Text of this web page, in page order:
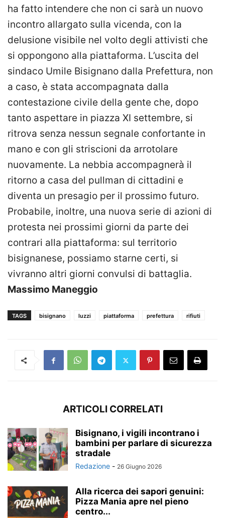
ha fatto intendere che non ci sarà un nuovo
incontro allargato sulla vicenda, con la
delusione visibile nel volto degli attivisti che
si oppongono alla piattaforma. L’uscita del
sindaco Umile Bisignano dalla Prefettura, non
a caso, è stata accompagnata dalla
contestazione civile della gente che, dopo
tanto aspettare in piazza XI settembre, si
ritrova senza nessun segnale confortante in
mano e con gli striscioni da arrotolare
nuovamente. La nebbia accompagnerà il
ritorno a casa del pullman di cittadini e
diventa un presagio per il prossimo futuro.
Probabile, inoltre, una nuova serie di azioni di
protesta nei prossimi giorni da parte dei
contrari alla piattaforma: sul territorio
bisignanese, possiamo starne certi, si
vivranno altri giorni convulsi di battaglia.
Massimo Maneggio
TAGS bisignano luzzi piattaforma prefettura rifiuti
ARTICOLI CORRELATI
Bisignano, i vigili incontrano i
bambini per parlare di sicurezza
stradale
Redazione - 26 Giugno 2026
Alla ricerca dei sapori genuini:
Pizza Mania apre nel pieno
centro...